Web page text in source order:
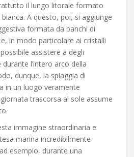
il lungo litorale formato
A questo, poi, si aggiunge
formata da banchi di
in modo particolare ai cristalli
assistere a degli
l’intero arco della
dunque, la spiaggia di
in un luogo veramente
trascorsa al sole assume
immagine straordinaria e
marina incredibilmente
esempio, durante una